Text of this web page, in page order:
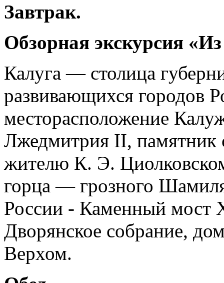
Завтрак.
Обзорная экскурсия
Калуга — столица
развивающихся городов
месторасположение
Лжедмитрия II, памятник
жителю К. Э.
горца — грозного
России - Каменный мост
Дворянское собрание,
Верхом.